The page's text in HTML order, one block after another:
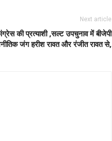
Next article
की प्रत्याशी ,सल्ट उपचुनाव में बीजेपी
जंग हरीश रावत और रंजीत रावत से,